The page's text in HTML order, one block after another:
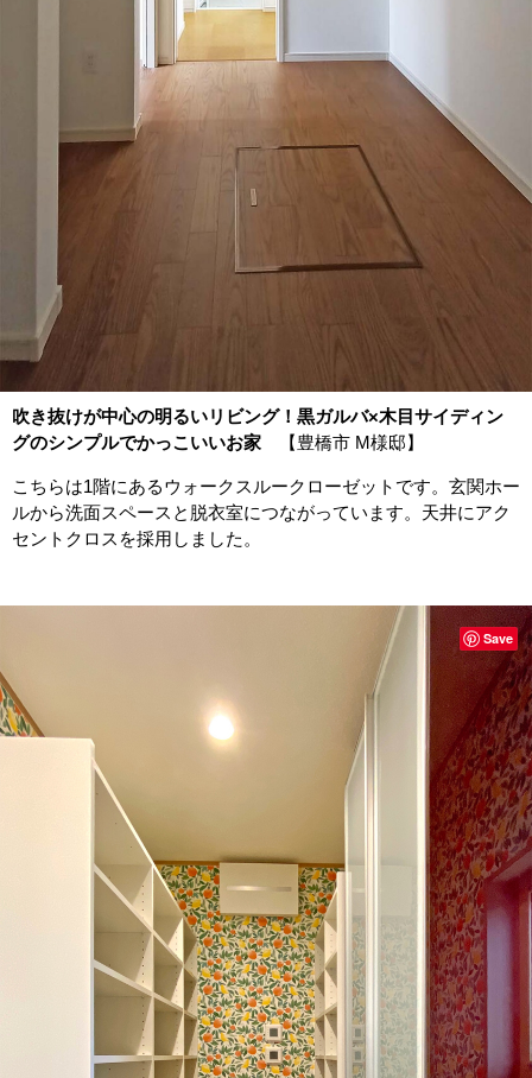
吹き抜けが中心の明るいリビング！黒ガルバ×木目サイディン
グのシンプルでかっこいいお家 【豊橋市 M様邸】
こちらは1階にあるウォークスルークローゼットです。玄関ホー
ルから洗面スペースと脱衣室につながっています。天井にアク
セントクロスを採用しました。
Save